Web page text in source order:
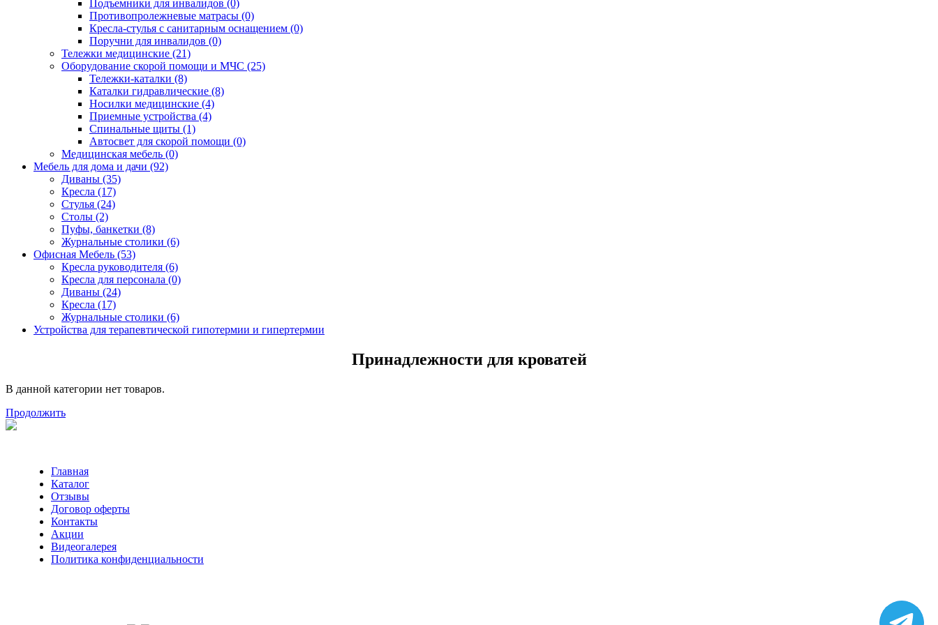
Подъемники для инвалидов (0)
Противопролежневые матрасы (0)
Кресла-стулья с санитарным оснащением (0)
Поручни для инвалидов (0)
Тележки медицинские (21)
Оборудование скорой помощи и МЧС (25)
Тележки-каталки (8)
Каталки гидравлические (8)
Носилки медицинские (4)
Приемные устройства (4)
Спинальные щиты (1)
Автосвет для скорой помощи (0)
Медицинская мебель (0)
Мебель для дома и дачи (92)
Диваны (35)
Кресла (17)
Стулья (24)
Столы (2)
Пуфы, банкетки (8)
Журнальные столики (6)
Офисная Мебель (53)
Кресла руководителя (6)
Кресла для персонала (0)
Диваны (24)
Кресла (17)
Журнальные столики (6)
Устройства для терапевтической гипотермии и гипертермии
Принадлежности для кроватей
В данной категории нет товаров.
Продолжить
Главная
Каталог
Отзывы
Договор оферты
Контакты
Акции
Видеогалерея
Политика конфиденциальности